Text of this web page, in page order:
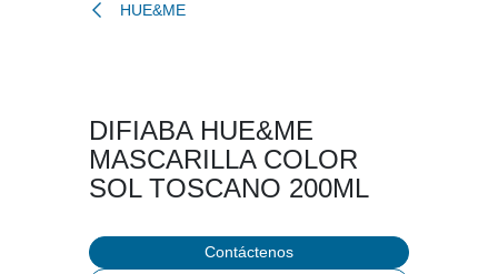
HUE&ME
DIFIABA HUE&ME
MASCARILLA COLOR
SOL TOSCANO 200ML
Contáctenos